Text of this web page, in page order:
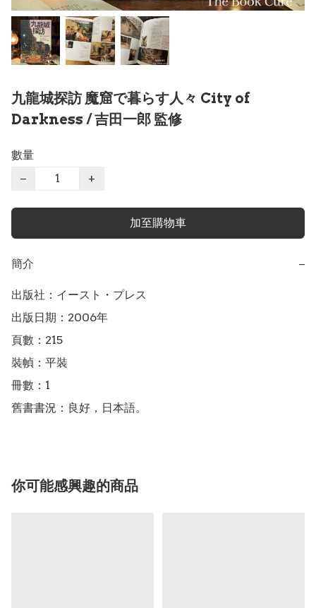
九龍城探訪 魔窟で暮らす人々 City of
Darkness / 吉田一郎 監修
數量
−
+
加至購物車
簡介 −
出版社：イースト・プレス
出版日期：2006年
頁數：215
裝幀：平裝
冊數：1
舊書書況：良好，日本語。
你可能感興趣的商品